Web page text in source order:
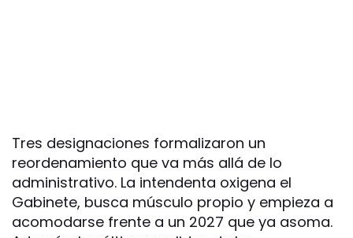
Tres designaciones formalizaron un
reordenamiento que va más allá de lo
administrativo. La intendenta oxigena el
Gabinete, busca músculo propio y empieza a
acomodarse frente a un 2027 que ya asoma.